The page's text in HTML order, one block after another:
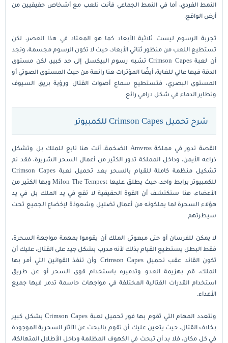
النمط الفردي، أما في النمط الجماعي فأنت تلعب مع أشخاص حقيقيين من
أرض الواقع.
تجربة الرسوم ليست ثلاثية الأبعاد كما هو المعتاد في هذا العصر، لكن
تستطيع اللعب من منظور ثنائي الأبعاد، حيث لا تكون الرسوم مجسمة، وتجد
أن لعبة Crimson Capes تشبه رسوم البيكسل إلى حد كبير، لكن مستوى
الدقة فيها عالي للغاية، أيضًا المؤثرات هنا رائعة من حيث المستوى الصوتي أو
المستوى البصري، فتستطيع سماع أصوات القتال ورؤية بريق السيوف
وتطاير الدماء في شكل درامي رائع.
شرح تحميل Crimson Capes للكمبيوتر
القصة تدور في مملكة Amvros الضخمة، أنت هنا تابع للملك بل وتشكل
ذراعه الأيمن، وداخل المملكة تدور الكثير من أعمال السحر الشريرة، فقد تم
تشكيل منظمة كاملة للقيام بالسحر بعد تحميل لعبة Crimson Capes
للكمبيوتر برابط واحد، حيث يطلق عليها Milon The Tempest وبها الكثير من
الأعضاء، هنا ستكتشف أن القوة الحقيقية لا تقع في يد الملك بل في يد
هؤلاء السحرة لما يملكونه من أعمال تضليل وشعوذة لإخضاع الجميع تحت
سيطرتهم.
لا يمكن للفرسان أو حتى مبعوثي الملك أن يقوموا بمهمة مواجهة السحرة،
فقط البطل يستطيع القيام بذلك لأنه مدرب بشكل جيد على القتال، عليك أن
تكون القائد عقب تحميل Crimson Capes وأن تنفذ القوانين التي أمر بها
الملك، قم بهزيمة العدو وتدميره باستخدام قوى السحر أو عن طريق
استخدام القدرات القتالية المختلفة في مواجهات حاسمة تدمر فيها جميع
الأعداء.
وتتعدد المهام التي تقوم بها فور تحميل لعبة Crimson Capes بشكل كبير
بخلاف القتال، حيث يتعين عليك أن تقوم بالبحث عن الآثار السحرية الموجودة
في كل مكان، فلا بد أن تبحث في الكهوف المظلمة وداخل الأطلال المتهالكة،